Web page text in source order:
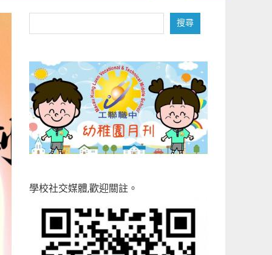
尋
搜尋
學校社交媒體,歡迎關註。